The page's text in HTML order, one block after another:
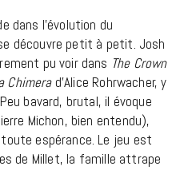
dans l’évolution du
découvre petit à petit. Josh
pu voir dans The Crown
Chimerad’Alice Rohrwacher, y
bavard, brutal, il évoque
Michon, bien entendu),
espérance. Le jeu est
de Millet, la famille attrape